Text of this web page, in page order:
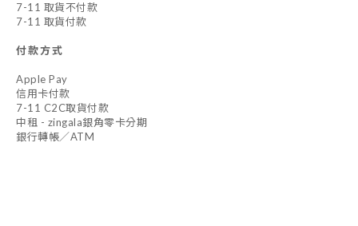
7-11 取貨不付款
7-11 取貨付款
付款方式
Apple Pay
信用卡付款
7-11 C2C取貨付款
中租 - zingala銀角零卡分期
銀行轉帳／ATM